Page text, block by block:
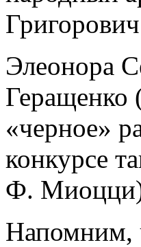
Элеонора
Геращенко
«черное»
конкурсе
Ф.
Напомним,